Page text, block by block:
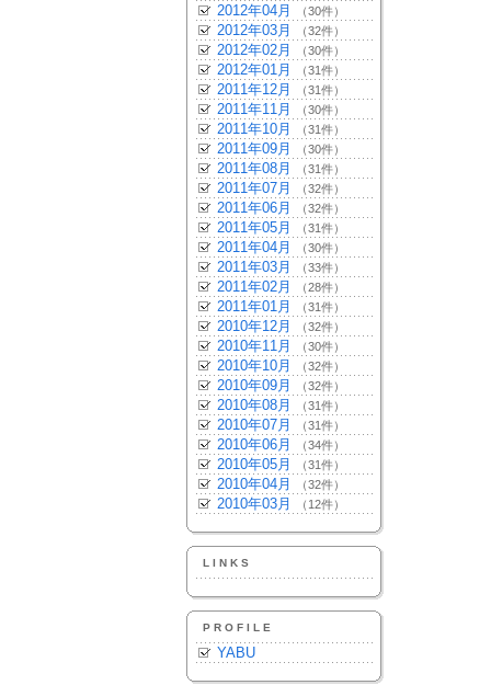
2012年04月 （30件）
2012年03月 （32件）
2012年02月 （30件）
2012年01月 （31件）
2011年12月 （31件）
2011年11月 （30件）
2011年10月 （31件）
2011年09月 （30件）
2011年08月 （31件）
2011年07月 （32件）
2011年06月 （32件）
2011年05月 （31件）
2011年04月 （30件）
2011年03月 （33件）
2011年02月 （28件）
2011年01月 （31件）
2010年12月 （32件）
2010年11月 （30件）
2010年10月 （32件）
2010年09月 （32件）
2010年08月 （31件）
2010年07月 （31件）
2010年06月 （34件）
2010年05月 （31件）
2010年04月 （32件）
2010年03月 （12件）
LINKS
PROFILE
YABU